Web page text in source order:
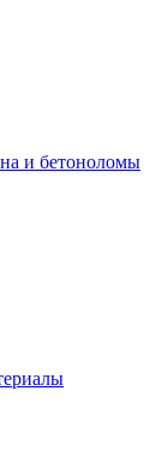
и бетоноломы